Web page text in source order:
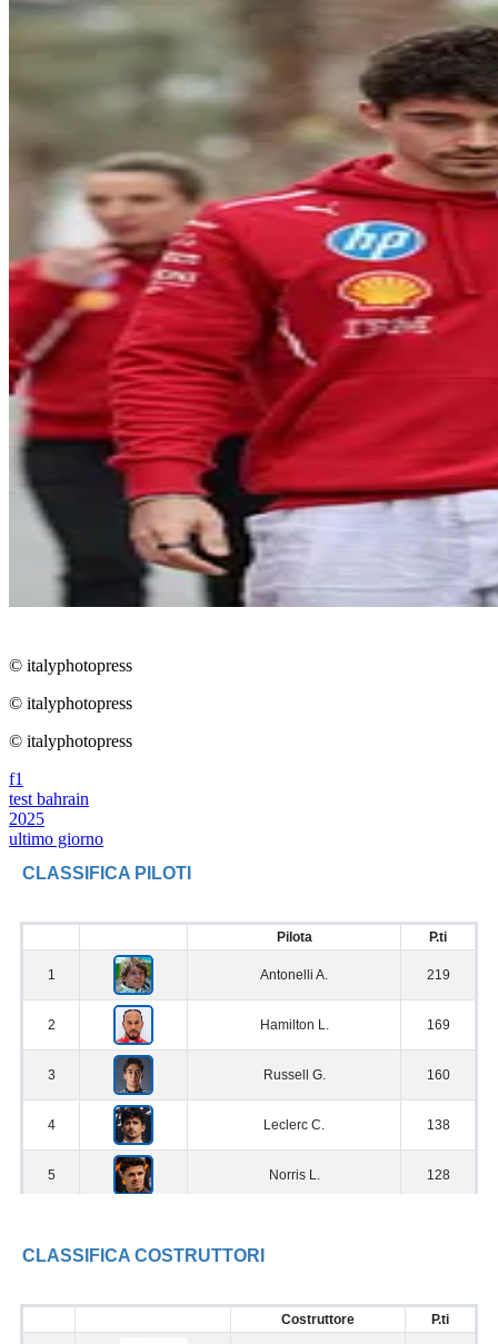
© italyphotopress
© italyphotopress
© italyphotopress
f1
test bahrain
2025
ultimo giorno